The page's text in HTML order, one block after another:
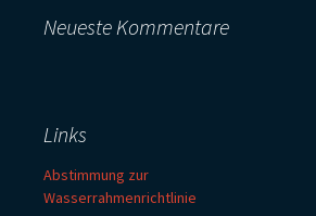
Neueste Kommentare
Links
Abstimmung zur
Wasserrahmenrichtlinie